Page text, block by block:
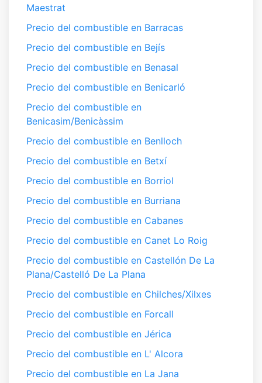
Maestrat
Precio del combustible en Barracas
Precio del combustible en Bejís
Precio del combustible en Benasal
Precio del combustible en Benicarló
Precio del combustible en
Benicasim/Benicàssim
Precio del combustible en Benlloch
Precio del combustible en Betxí
Precio del combustible en Borriol
Precio del combustible en Burriana
Precio del combustible en Cabanes
Precio del combustible en Canet Lo Roig
Precio del combustible en Castellón De La
Plana/Castelló De La Plana
Precio del combustible en Chilches/Xilxes
Precio del combustible en Forcall
Precio del combustible en Jérica
Precio del combustible en L' Alcora
Precio del combustible en La Jana